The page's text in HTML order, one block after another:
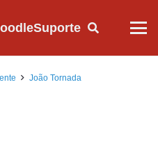
Suporte
João Tornada